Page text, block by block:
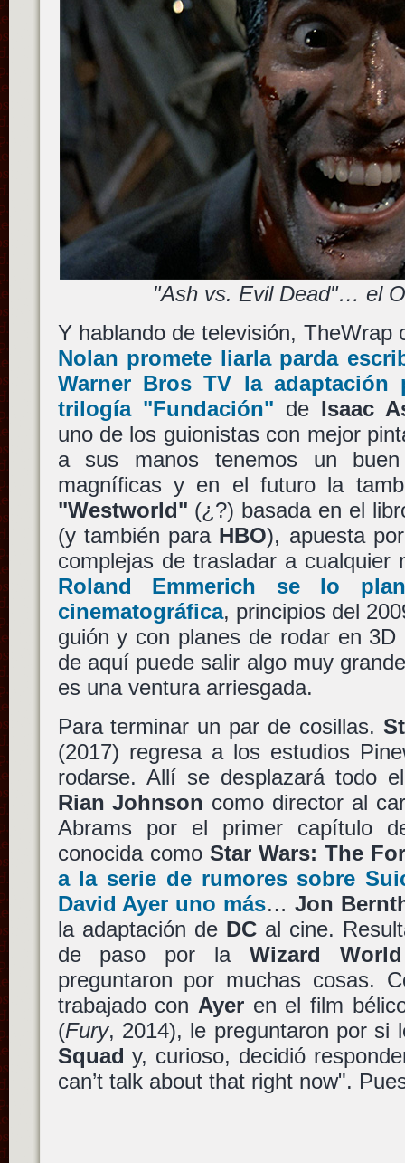
"Ash vs. Evil Dead"… el
Y hablando de televisión, TheWrap
Nolan promete liarla parda
Warner Bros TV la adaptación
trilogía "Fundación" de Isaac
uno de los guionistas con mejor
a sus manos tenemos un
magníficas y en el futuro la
"Westworld" (¿?) basada en el
(y también para HBO), apuesta
complejas de trasladar a cualquier
Roland Emmerich se lo
cinematográfica, principios del
guión y con planes de rodar en
de aquí puede salir algo muy
es una ventura arriesgada.
Para terminar un par de cosillas.
(2017) regresa a los estudios
rodarse. Allí se desplazará todo
Rian Johnson como director al
Abrams por el primer capítulo
conocida como Star Wars: The
a la serie de rumores sobre
David Ayer uno más…Jon
la adaptación de DCal cine.
de paso por laWizard
preguntaron por muchas cosas.
trabajado con Ayeren el film
(Fury, 2014), le preguntaron por si
Squad y, curioso, decidió
can’t talk about that right now".